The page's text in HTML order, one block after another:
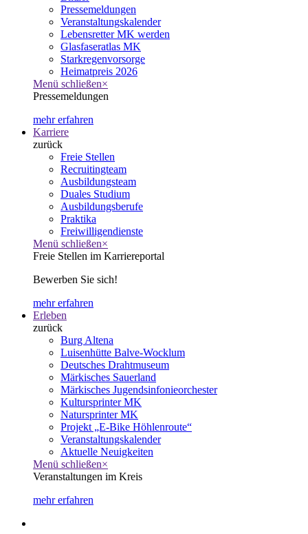
Pressemeldungen
Veranstaltungskalender
Lebensretter MK werden
Glasfaseratlas MK
Starkregenvorsorge
Heimatpreis 2026
Menü schließen×
Pressemeldungen
mehr erfahren
Karriere
zurück
Freie Stellen
Recruitingteam
Ausbildungsteam
Duales Studium
Ausbildungsberufe
Praktika
Freiwilligendienste
Menü schließen×
Freie Stellen im Karriereportal
Bewerben Sie sich!
mehr erfahren
Erleben
zurück
Burg Altena
Luisenhütte Balve-Wocklum
Deutsches Drahtmuseum
Märkisches Sauerland
Märkisches Jugendsinfonieorchester
Kultursprinter MK
Natursprinter MK
Projekt „E-Bike Höhlenroute“
Veranstaltungskalender
Aktuelle Neuigkeiten
Menü schließen×
Veranstaltungen im Kreis
mehr erfahren